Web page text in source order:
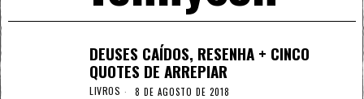
DEUSES CAÍDOS, RESENHA + CINCO
QUOTES DE ARREPIAR
LIVROS
8 DE AGOSTO DE 2018